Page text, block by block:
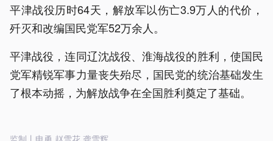
平津战役历时64天，解放军以伤亡3.9万人的代价，
歼灭和改编国民党军52万余人。
平津战役，连同辽沈战役、淮海战役的胜利，使国民
党军精锐军事力量丧失殆尽，国民党的统治基础发生
了根本动摇，为解放战争在全国胜利奠定了基础。
监制丨申勇 赵雪花 龚雪辉